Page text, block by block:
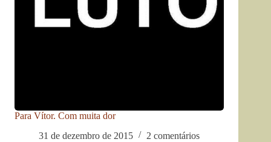
Para Vítor. Com muita dor
31 de dezembro de 2015
2 comentários